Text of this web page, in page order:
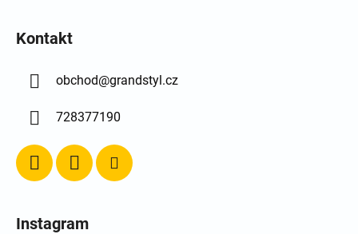
Kontakt
obchod@grandstyl.cz
728377190
Instagram